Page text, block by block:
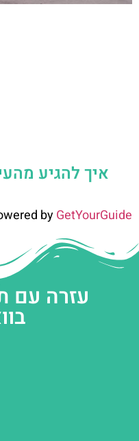
איך להגיע
byGetYourGuide
עזרה עם